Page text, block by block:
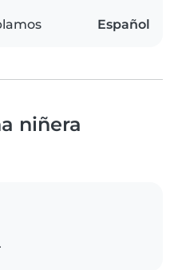
Español
niñera